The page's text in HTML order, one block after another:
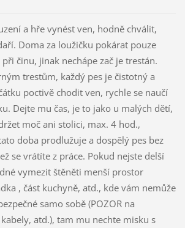
a hře vynést ven, hodně chválit,
Doma za loužičku pokárat pouze
činu, jinak nechápe zač je trestán.
trestům, každý pes je čistotný a
poctivě chodit ven, rychle se naučí
Dejte mu čas, je to jako u malých dětí,
moč ani stolici, max. 4 hod.,
doba prodlužuje a dospělý pes bez
se vrátíte z práce. Pokud nejste delší
vymezit štěněti menší prostor
, část kuchyně, atd., kde vám nemůže
samo sobě (POZOR na
atd.), tam mu nechte misku s